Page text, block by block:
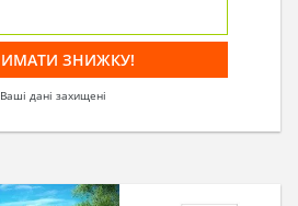
Ваші дані захищені